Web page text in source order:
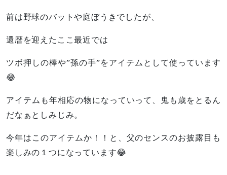
前は野球のバットや庭ぼうきでしたが、
還暦を迎えたここ最近では
ツボ押しの棒や”孫の手”をアイテムとして使っています
😂
アイテムも年相応の物になっていって、鬼も歳をとるん
だなぁとしみじみ。
今年はこのアイテムか！！と、父のセンスのお披露目も
楽しみの１つになっています😂